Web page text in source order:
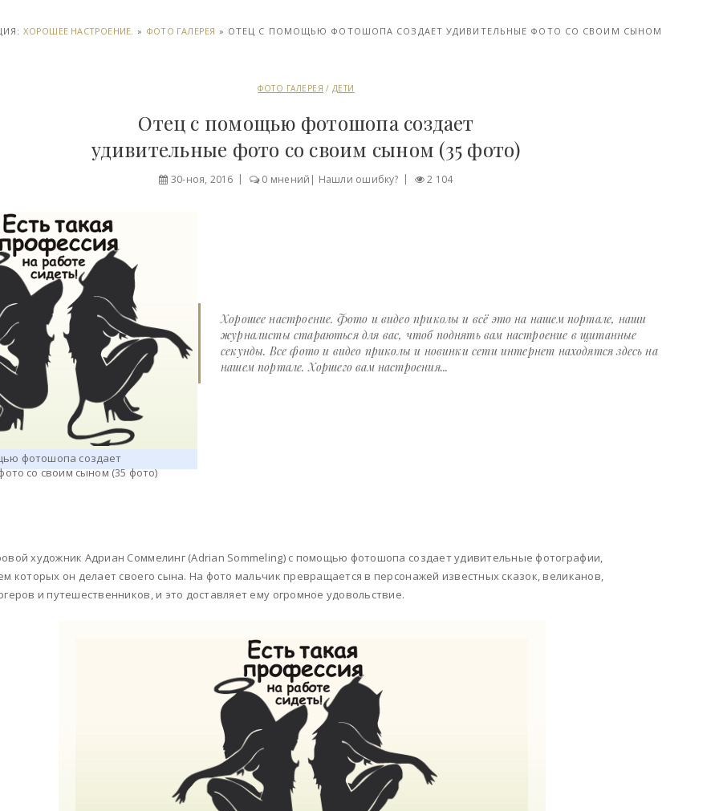
ХОРОШЕЕ НАСТРОЕНИЕ. » ФОТО ГАЛЕРЕЯ » ОТЕЦ С ПОМОЩЬЮ ФОТОШОПА СОЗДАЕТ УДИВИТЕЛЬНЫЕ ФОТО СО СВОИМ СЫНОМ
ФОТО ГАЛЕРЕЯ / ДЕТИ
Отец с помощью фотошопа создает
удивительные фото со своим сыном (35 фото)
30-ноя, 2016 0 мнений | Нашли ошибку? 2 104
Хорошее настроение. Фото и видео приколы и всё это на нашем портале, наши
журналисты стараються для вас, чтоб поднять вам настроение в щитанные
секунды. Все фото и видео приколы и новинки сети интернет находятся здесь на
нашем портале. Хоршего вам настроения...
художник Адриан Соммелинг (Adrian Sommeling) с помощью фотошопа создает удивительные фотографии,
которых он делает своего сына. На фото мальчик превращается в персонажей известных сказок, великанов,
и путешественников, и это доставляет ему огромное удовольствие.